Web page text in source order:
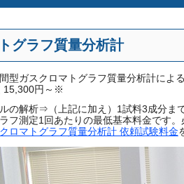
グラフ質量分析計
型ガスクロマトグラフ質量分析計によ
15,300円～※
の解析⇒（上記に加え）1試料3成分ま
フ測定1回あたりの最低基本料金です
ロマトグラフ質量分析計 依頼試験料金